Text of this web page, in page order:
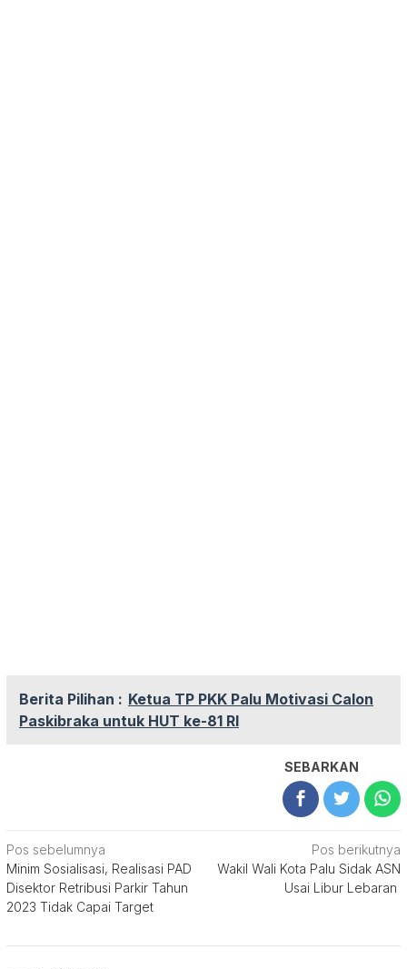
Berita Pilihan : Ketua TP PKK Palu Motivasi Calon
Paskibraka untuk HUT ke-81 RI
SEBARKAN
Navigasi
pos
Pos sebelumnya
Minim Sosialisasi, Realisasi PAD
Disektor Retribusi Parkir Tahun
2023 Tidak Capai Target
Pos berikutnya
Wakil Wali Kota Palu Sidak ASN
Usai Libur Lebaran